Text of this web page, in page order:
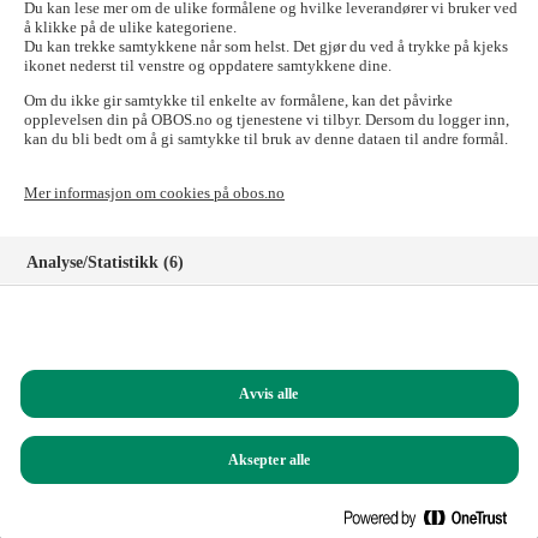
Skal du til OBOS-banken, Tryg Forsikring for
OBOS-medlemmer, Styrerommet eller Vibbo?
Det går fint! Tilgangen til disse nettstedene er ikke påvirket.
Logg inn i nettbanken for bedriftskunder
Signeringsportalen
Logg inn på Styrerommet
Logg inn på Vibbo
Ring oss på
(mandag til fredag, 09.00 – 15.00)
Du kan også sende e-post til: obos@obos.no
Du kan lese mer om de ulike formålene og hvilke leverandører vi bruker ved
å klikke på de ulike kategoriene.
Du kan trekke samtykkene når som helst. Det gjør du ved å trykke på kjeks
ikonet nederst til venstre og oppdatere samtykkene dine.
Om du ikke gir samtykke til enkelte av formålene, kan det påvirke
opplevelsen din på OBOS.no og tjenestene vi tilbyr. Dersom du logger inn,
kan du bli bedt om å gi samtykke til bruk av denne dataen til andre formål.
Mer informasjon om cookies på obos.no
Analyse/Statistikk (6)
Funksjonelle (8)
Helt nødvendige (1)
Avvis alle
Aksepter alle